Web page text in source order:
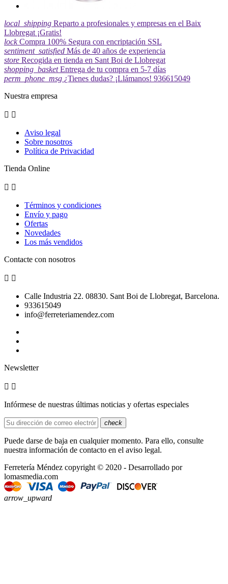
local_shipping Reparto a profesionales y empresas en el Baix
Llobregat ¡Gratis!
lock Compra 100% Segura con encriptación SSL
sentiment_satisfied Más de 40 años de experiencia
store Recogida en tienda en Sant Boi de Llobregat
shopping_basket Entrega de tu compra en 5-7 días
perm_phone_msg ¿Tienes dudas? ¡Llámanos! 936615049
Nuestra empresa
 
Aviso legal
Sobre nosotros
Política de Privacidad
Tienda Online
 
Términos y condiciones
Envío y pago
Ofertas
Novedades
Los más vendidos
Contacte con nosotros
 
Calle Industria 22. 08830. Sant Boi de Llobregat, Barcelona.
933615049
info@ferreteriamendez.com
Newsletter
 
Infórmese de nuestras últimas noticias y ofertas especiales
check
Puede darse de baja en cualquier momento. Para ello, consulte
nuestra información de contacto en el aviso legal.
Ferretería Méndez copyright © 2020 - Desarrollado por
lomasmedia.com
arrow_upward